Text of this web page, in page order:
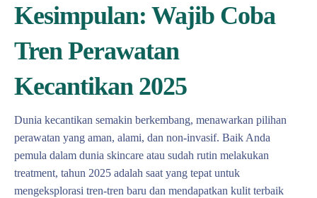
Kesimpulan: Wajib Coba
Tren Perawatan
Kecantikan 2025
Dunia kecantikan semakin berkembang, menawarkan pilihan
perawatan yang aman, alami, dan non-invasif. Baik Anda
pemula dalam dunia skincare atau sudah rutin melakukan
treatment, tahun 2025 adalah saat yang tepat untuk
mengeksplorasi tren-tren baru dan mendapatkan kulit terbaik